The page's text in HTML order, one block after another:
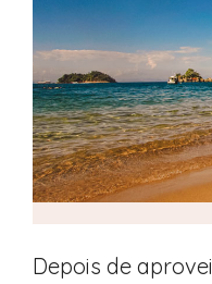
Depois de